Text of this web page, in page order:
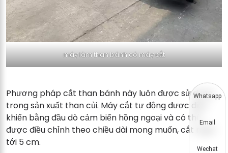
máy làm than bánh có máy cắt
Phương pháp cắt than bánh này luôn được sử dụng
trong sản xuất than củi. Máy cắt tự động được điều
khiển bằng đầu dò cảm biến hồng ngoại và có thể
được điều chỉnh theo chiều dài mong muốn, cắt ngắn
tới 5 cm.
Whatsapp
Email
Wechat